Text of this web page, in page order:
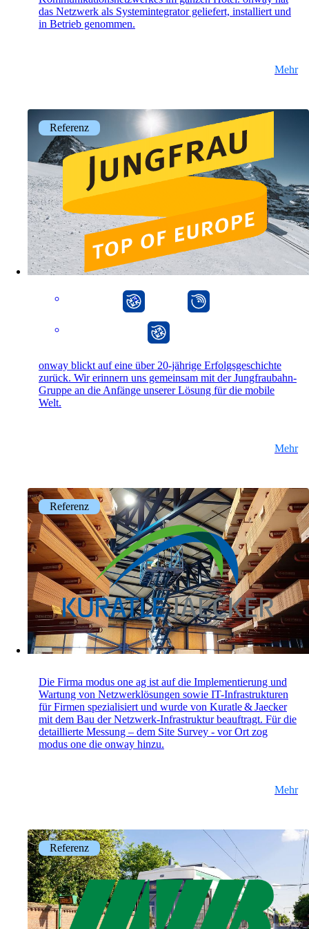
Weitere Produkteinkäufe
Services
Zurück
onway routers
Entdecken Sie unser vielfältiges Router-
Angebot.
basierend auf Linux.
macman
Detaillierte Network Access Control und
Monitoring in einem.
mpp
Die flexibelste WLAN-Guest-Access-Lösung,
onway director
Mit dem onway director steuern Sie all Ihre
Auch interessant:
on1700
on1810
on2800
on2810
on3800
on3900
das Netzwerk als Systemintegrator geliefert, installiert und
in Betrieb genommen.
Mehr
Referenz
onway blickt auf eine über 20-jährige Erfolgsgeschichte
zurück. Wir erinnern uns gemeinsam mit der Jungfraubahn-
Gruppe an die Anfänge unserer Lösung für die mobile
Welt.
Mehr
Referenz
Die Firma modus one ag ist auf die Implementierung und
Wartung von Netzwerklösungen sowie IT-Infrastrukturen
für Firmen spezialisiert und wurde von Kuratle & Jaecker
mit dem Bau der Netzwerk-Infrastruktur beauftragt. Für die
detaillierte Messung – dem Site Survey - vor Ort zog
modus one die onway hinzu.
Mehr
Referenz